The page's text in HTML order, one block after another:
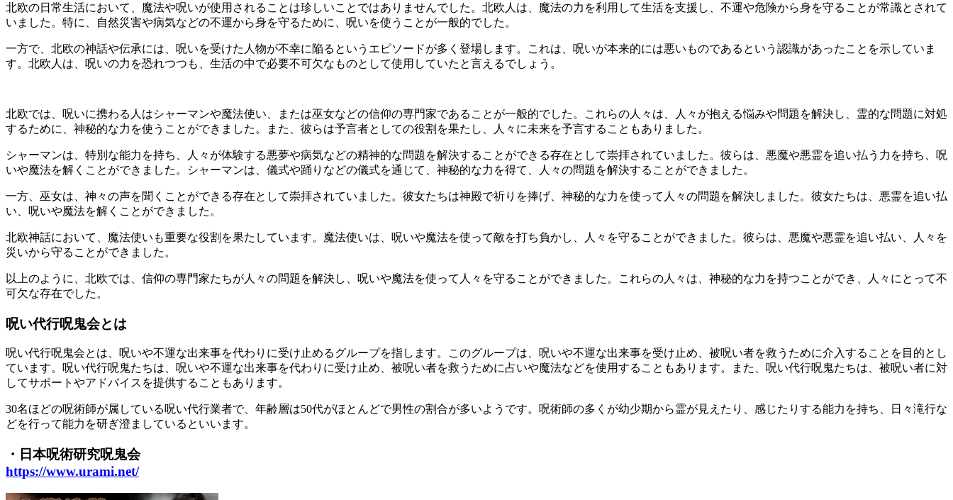
北欧の日常生活において、魔法や呪いが使用されることは珍しいことではありませんでした。北欧人は、魔法の力を利用して生活を支援し、不運や危険から身を守ることが常識とされて
いました。特に、自然災害や病気などの不運から身を守るために、呪いを使うことが一般的でした。
一方で、北欧の神話や伝承には、呪いを受けた人物が不幸に陥るというエピソードが多く登場します。これは、呪いが本来的には悪いものであるという認識があったことを示していま
す。北欧人は、呪いの力を恐れつつも、生活の中で必要不可欠なものとして使用していたと言えるでしょう。
北欧では、呪いに携わる人はシャーマンや魔法使い、または巫女などの信仰の専門家であることが一般的でした。これらの人々は、人々が抱える悩みや問題を解決し、霊的な問題に対処
するために、神秘的な力を使うことができました。また、彼らは予言者としての役割を果たし、人々に未来を予言することもありました。
シャーマンは、特別な能力を持ち、人々が体験する悪夢や病気などの精神的な問題を解決することができる存在として崇拝されていました。彼らは、悪魔や悪霊を追い払う力を持ち、呪
いや魔法を解くことができました。シャーマンは、儀式や踊りなどの儀式を通じて、神秘的な力を得て、人々の問題を解決することができました。
一方、巫女は、神々の声を聞くことができる存在として崇拝されていました。彼女たちは神殿で祈りを捧げ、神秘的な力を使って人々の問題を解決しました。彼女たちは、悪霊を追い払
い、呪いや魔法を解くことができました。
北欧神話において、魔法使いも重要な役割を果たしています。魔法使いは、呪いや魔法を使って敵を打ち負かし、人々を守ることができました。彼らは、悪魔や悪霊を追い払い、人々を
災いから守ることができました。
以上のように、北欧では、信仰の専門家たちが人々の問題を解決し、呪いや魔法を使って人々を守ることができました。これらの人々は、神秘的な力を持つことができ、人々にとって不
可欠な存在でした。
呪い代行呪鬼会とは
呪い代行呪鬼会とは、呪いや不運な出来事を代わりに受け止めるグループを指します。このグループは、呪いや不運な出来事を受け止め、被呪い者を救うために介入することを目的とし
ています。呪い代行呪鬼たちは、呪いや不運な出来事を代わりに受け止め、被呪い者を救うために占いや魔法などを使用することもあります。また、呪い代行呪鬼たちは、被呪い者に対
してサポートやアドバイスを提供することもあります。
30名ほどの呪術師が属している呪い代行業者で、年齢層は50代がほとんどで男性の割合が多いようです。呪術師の多くが幼少期から霊が見えたり、感じたりする能力を持ち、日々滝行な
どを行って能力を研ぎ澄ましているといいます。
・日本呪術研究呪鬼会
https://www.urami.net/